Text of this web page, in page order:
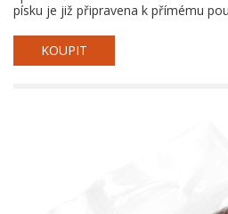
písku je již připravena k přímému
KOUPIT